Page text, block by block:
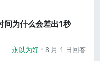
间为什么会差出1秒
永以为好 8 月 1 日回答